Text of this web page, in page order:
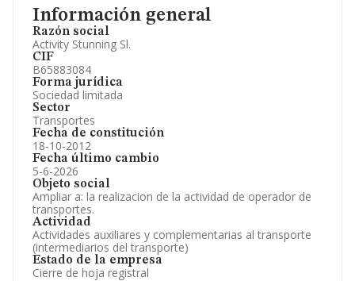
Información general
Razón social
Activity Stunning Sl.
CIF
B65883084
Forma jurídica
Sociedad limitada
Sector
Transportes
Fecha de constitución
18-10-2012
Fecha último cambio
5-6-2026
Objeto social
Ampliar a: la realizacion de la actividad de operador de
transportes.
Actividad
Actividades auxiliares y complementarias al transporte
(intermediarios del transporte)
Estado de la empresa
Cierre de hoja registral
Información oficial y registral complementaria.